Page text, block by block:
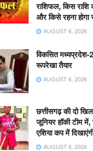
राशिफल, किस राशि
और किसे रहना होगा
AUGUST 6, 2026
विकसित मध्यप्रदेश-
रूपरेखा तैयार
AUGUST 6, 2026
छत्तीसगढ़ की दो
जूनियर हॉकी टीम
एशिया कप में
AUGUST 6, 2026